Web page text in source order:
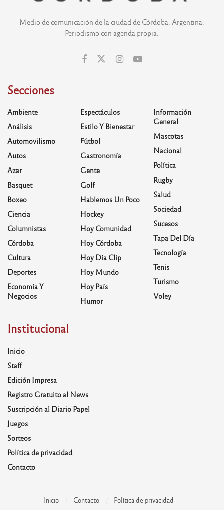
Medio de comunicación de la ciudad de Córdoba, Argentina.
Periodismo con agenda propia.
Secciones
Ambiente
Análisis
Automovilismo
Autos
Azar
Basquet
Boxeo
Ciencia
Columnistas
Córdoba
Cultura
Deportes
Economía Y
Negocios
Espectáculos
Estilo Y Bienestar
Fútbol
Gastronomía
Gente
Golf
Hablemos Un Poco
Hockey
Hoy Comunidad
Hoy Córdoba
Hoy Día Clip
Hoy Mundo
Hoy País
Humor
Información
General
Mascotas
Nacional
Política
Rugby
Salud
Sociedad
Sucesos
Tapa Del Día
Tecnología
Tenis
Turismo
Voley
Institucional
Inicio
Staff
Edición Impresa
Registro Gratuito al News
Suscripción al Diario Papel
Juegos
Sorteos
Política de privacidad
Contacto
Inicio Contacto Política de privacidad